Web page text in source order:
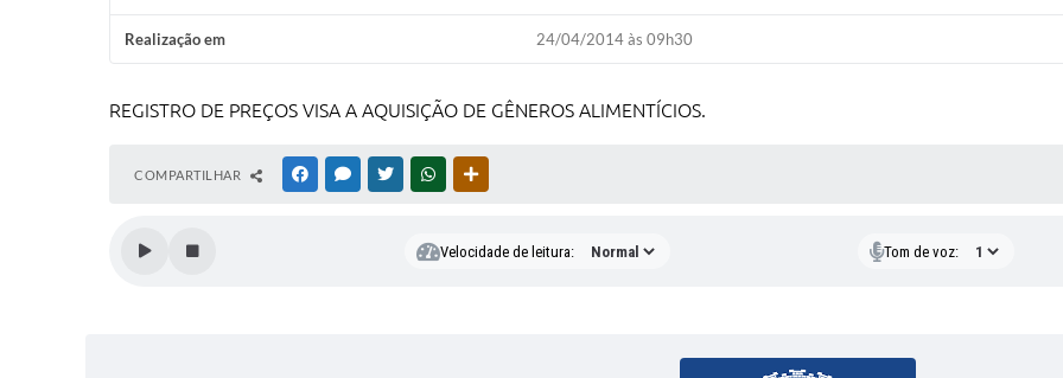
Realização em 24/04/2014 às 09h30
REGISTRO DE PREÇOS VISA A AQUISIÇÃO DE GÊNEROS ALIMENTÍCIOS.
COMPARTILHAR FACEBOOKMESSENGER
TWITTERWHATSAPP
Velocidade de leitura: Tom de voz: